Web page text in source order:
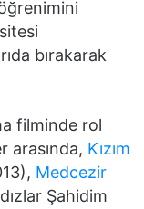
bırakarak
filminde rol
arasında, Kızım
Medcezir
Şahidim